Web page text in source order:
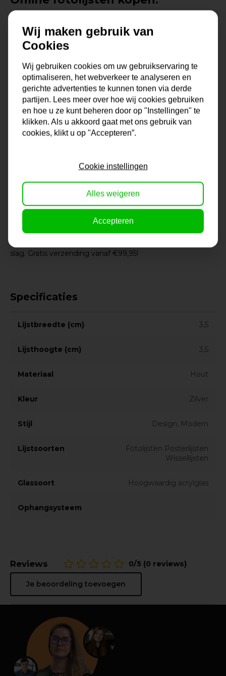
formaten. Online posterlijsten, wissellijsten of fotolijsten
kopen bij de Lijstengigant met een ruime keus uit het
assortiment! Want voor elk interieur, muur en stijl heeft
Lijstengigant passende lijsten. Fotolijsten, wissellijsten of
posterlijsten, wij hebben ze in ons assortiment. Modern,
klassiek, glad of met motief, een lichte of juist een
donkere lijst, het is allemaal mogelijk bij dé Lijstengigant
van Nederland. De keus in formaten is enorm en mocht
jouw formaat er niet bij zitten, dan kun je altijd contact
verzekerd van de juiste lijst voor jouw foto, poster, diploma
Onze lijsten komen uit eigen lijstenmakerij. Hierdoor ben
je verzekerd van kwaliteit en vakmanschap. En dat voor
een lage prijs!
slag. Gratis verzending vanaf €99,95!
Specificaties
Lijstbreedte (cm) 3,5
Lijsthoogte (cm) 3,5
Materiaal Hout
Kleur Zilver
Stijl Design, Modern
Lijstsoorten
Fotolijsten Posterlijsten
Wissellijsten
Glassoort Hoogwaardig acrylglas
Ophangsysteem
Reviews 0/5 (0 reviews)
Je beoordeling toevoegen
Wij maken gebruik van
Cookies
Wij gebruiken cookies om uw gebruikservaring te
optimaliseren, het webverkeer te analyseren en
gerichte advertenties te kunnen tonen via derde
partijen. Lees meer over hoe wij cookies gebruiken
en hoe u ze kunt beheren door op "Instellingen" te
klikken. Als u akkoord gaat met ons gebruik van
cookies, klikt u op "Accepteren”.
Cookie instellingen
Alles weigeren
Accepteren